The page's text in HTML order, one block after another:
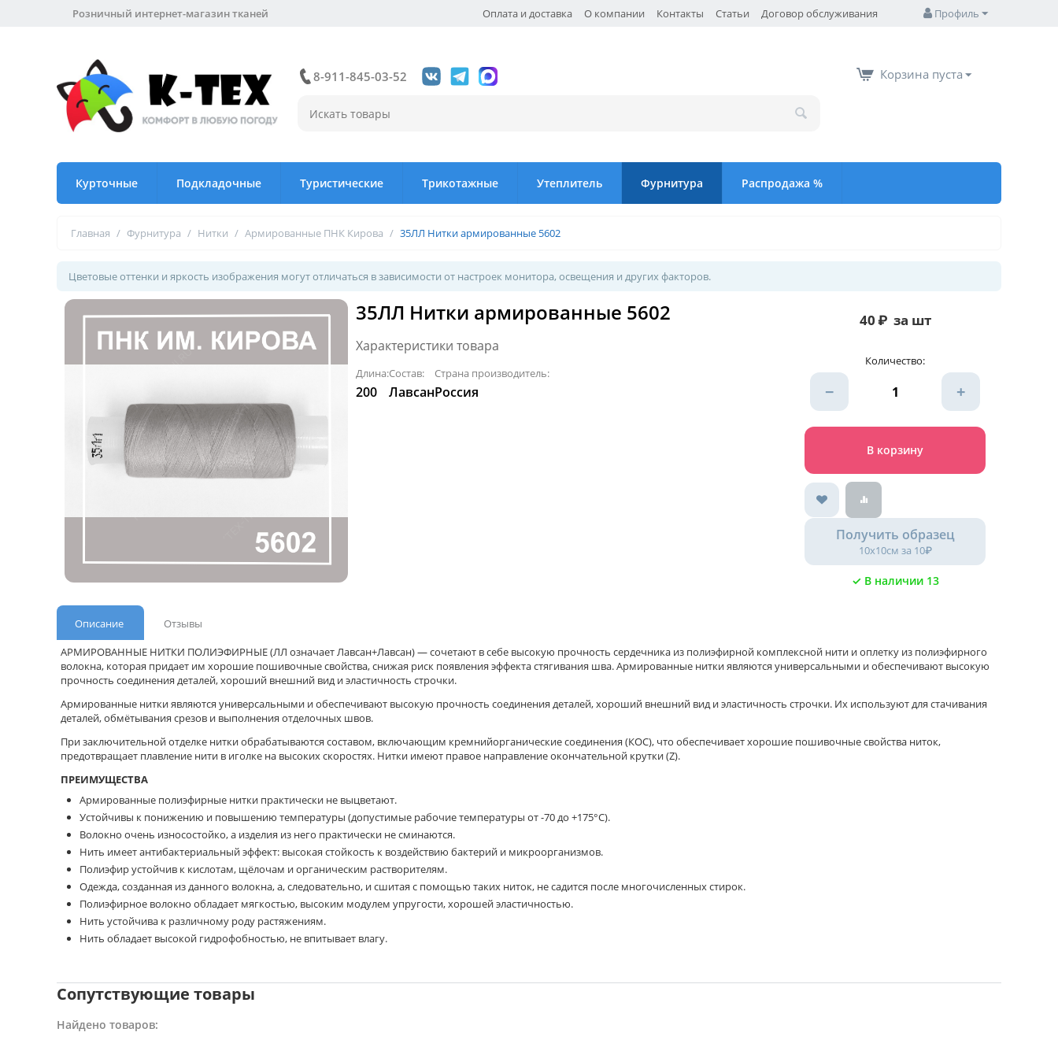
Профиль
Оплата и доставка О компании Контакты Статьи Договор обслуживания
Розничный интернет-магазин тканей
8-911-845-03-52 Корзина пуста
Курточные Подкладочные Туристические Трикотажные Утеплитель Фурнитура Распродажа %
Главная / Фурнитура / Нитки / Армированные ПНК Кирова / 35ЛЛ Нитки армированные 5602
Цветовые оттенки и яркость изображения могут отличаться в зависимости от настроек монитора, освещения и других факторов.
35ЛЛ Нитки армированные 5602
Характеристики товара
Длина:
200
Состав:
Лавсан
Страна производитель:
Россия
40₽ за шт
Количество:
+
−
В корзину
Получить образец
10х10см за 10₽
✓ В наличии 13
Описание
Отзывы
АРМИРОВАННЫЕ НИТКИ ПОЛИЭФИРНЫЕ (ЛЛ означает Лавсан+Лавсан) — сочетают в себе высокую прочность сердечника из полиэфирной комплексной нити и оплетку из полиэфирного
волокна, которая придает им хорошие пошивочные свойства, снижая риск появления эффекта стягивания шва. Армированные нитки являются универсальными и обеспечивают высокую
прочность соединения деталей, хороший внешний вид и эластичность строчки.
Армированные нитки являются универсальными и обеспечивают высокую прочность соединения деталей, хороший внешний вид и эластичность строчки. Их используют для стачивания
деталей, обмётывания срезов и выполнения отделочных швов.
При заключительной отделке нитки обрабатываются составом, включающим кремнийорганические соединения (КОС), что обеспечивает хорошие пошивочные свойства ниток,
предотвращает плавление нити в иголке на высоких скоростях. Нитки имеют правое направление окончательной крутки (Z).
ПРЕИМУЩЕСТВА
Армированные полиэфирные нитки практически не выцветают.
Устойчивы к понижению и повышению температуры (допустимые рабочие температуры от -70 до +175°С).
Волокно очень износостойко, а изделия из него практически не сминаются.
Нить имеет антибактериальный эффект: высокая стойкость к воздействию бактерий и микроорганизмов.
Полиэфир устойчив к кислотам, щёлочам и органическим растворителям.
Одежда, созданная из данного волокна, а, следовательно, и сшитая с помощью таких ниток, не садится после многочисленных стирок.
Полиэфирное волокно обладает мягкостью, высоким модулем упругости, хорошей эластичностью.
Нить устойчива к различному роду растяжениям.
Нить обладает высокой гидрофобностью, не впитывает влагу.
Сопутствующие товары
Найдено товаров: